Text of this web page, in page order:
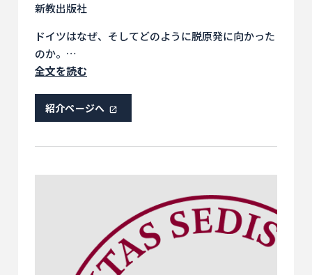
新教出版社
ドイツはなぜ、そしてどのように脱原発に向かった
のか。
そのエネルギー転換の思想的背景や実行上の課題
全文を読む
紹介ページへ